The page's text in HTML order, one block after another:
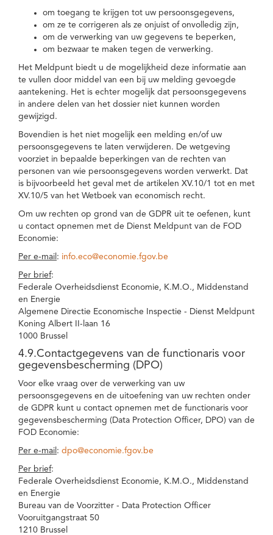
om toegang te krijgen tot uw persoonsgegevens,
om ze te corrigeren als ze onjuist of onvolledig zijn,
om de verwerking van uw gegevens te beperken,
om bezwaar te maken tegen de verwerking.
Het Meldpunt biedt u de mogelijkheid deze informatie aan
te vullen door middel van een bij uw melding gevoegde
aantekening. Het is echter mogelijk dat persoonsgegevens
in andere delen van het dossier niet kunnen worden
gewijzigd.
Bovendien is het niet mogelijk een melding en/of uw
persoonsgegevens te laten verwijderen. De wetgeving
voorziet in bepaalde beperkingen van de rechten van
personen van wie persoonsgegevens worden verwerkt. Dat
is bijvoorbeeld het geval met de artikelen XV.10/1 tot en met
XV.10/5 van het Wetboek van economisch recht.
Om uw rechten op grond van de GDPR uit te oefenen, kunt
u contact opnemen met de Dienst Meldpunt van de FOD
Economie:
Per e-mail : info.eco@economie.fgov.be
Per brief:
Federale Overheidsdienst Economie, K.M.O., Middenstand
en Energie
Algemene Directie Economische Inspectie - Dienst Meldpunt
Koning Albert II-laan 16
1000 Brussel
4.9.Contactgegevens van de functionaris voor
gegevensbescherming (DPO)
Voor elke vraag over de verwerking van uw
persoonsgegevens en de uitoefening van uw rechten onder
de GDPR kunt u contact opnemen met de functionaris voor
gegevensbescherming (Data Protection Officer, DPO) van de
FOD Economie:
Per e-mail : dpo@economie.fgov.be
Per brief:
Federale Overheidsdienst Economie, K.M.O., Middenstand
en Energie
Bureau van de Voorzitter - Data Protection Officer
Vooruitgangstraat 50
1210 Brussel